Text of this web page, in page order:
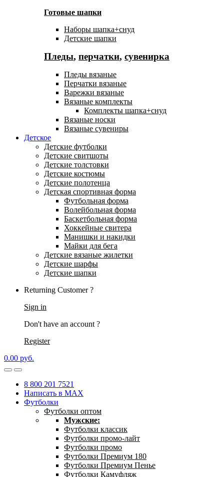
Готовые шапки
Наборы шапка+снуд
Детские шапки
Пледы, перчатки, сувенирка
Пледы вязаные
Перчатки вязаные
Варежки вязаные
Вязаные комплекты
Комплекты шапка+снуд
Вязаные носки
Вязаные сувениры
Детское
Детские футболки
Детские свитшоты
Детские толстовки
Детские костюмы
Детские полотенца
Детская спортивная форма
Футбольная форма
Волейбольная форма
Баскетбольная форма
Хоккейные свитера
Манишки и накидки
Майки для бега
Детские вязаные жилетки
Детские шарфы
Детские шапки
Returning Customer ?
Sign in
Don't have an account ?
Register
0.00 руб.
8 800 201 7521
Написать в MAX
Футболки
Футболки оптом
Мужские:
Футболки классик
Футболки промо-лайт
Футболки промо
Футболки Премиум 180
Футболки Премиум Пенье
Футболки Камуфляж